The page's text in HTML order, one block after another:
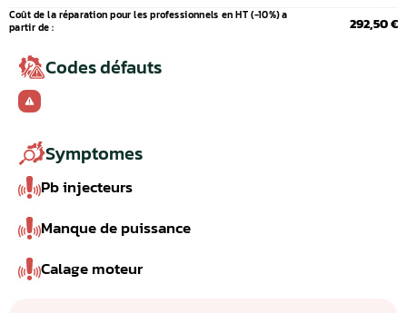
Coût de la réparation pour les professionnels en HT (-10%) a
partir de :
292,50 €
Codes défauts
Symptomes
Pb injecteurs
Manque de puissance
Calage moteur